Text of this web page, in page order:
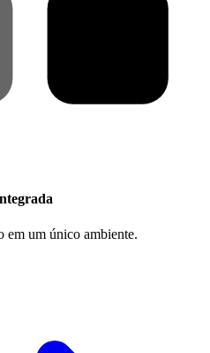
em um único ambiente.